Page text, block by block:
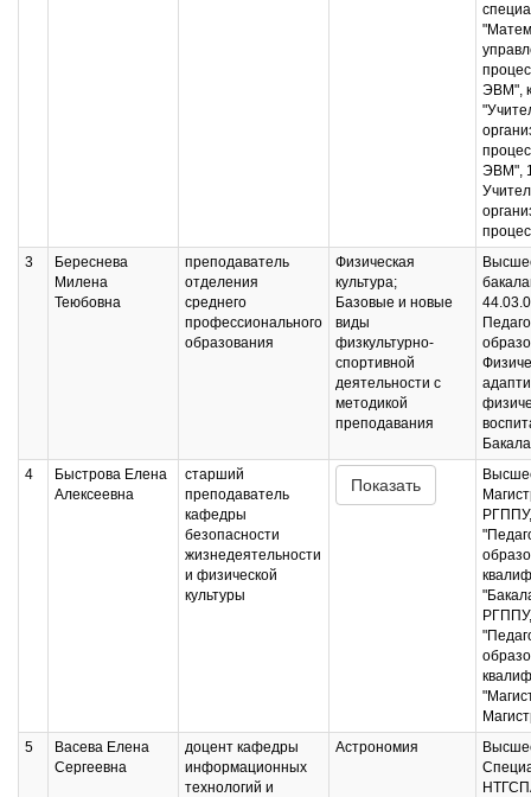
ЭВМ",
ЭВМ",
3
Береснева
Милена
Теюбовна
преподаватель
отделения
среднего
профессионального
образования
Физическая
культура;
Базовые и новые
виды
физкультурно-
спортивной
деятельности с
методикой
преподавания
4
Быстрова Елена
Алексеевна
старший
преподаватель
кафедры
безопасности
жизнедеятельности
и физической
культуры
Показать
5
Васева Елена
Сергеевна
доцент кафедры
информационных
технологий и
Астрономия